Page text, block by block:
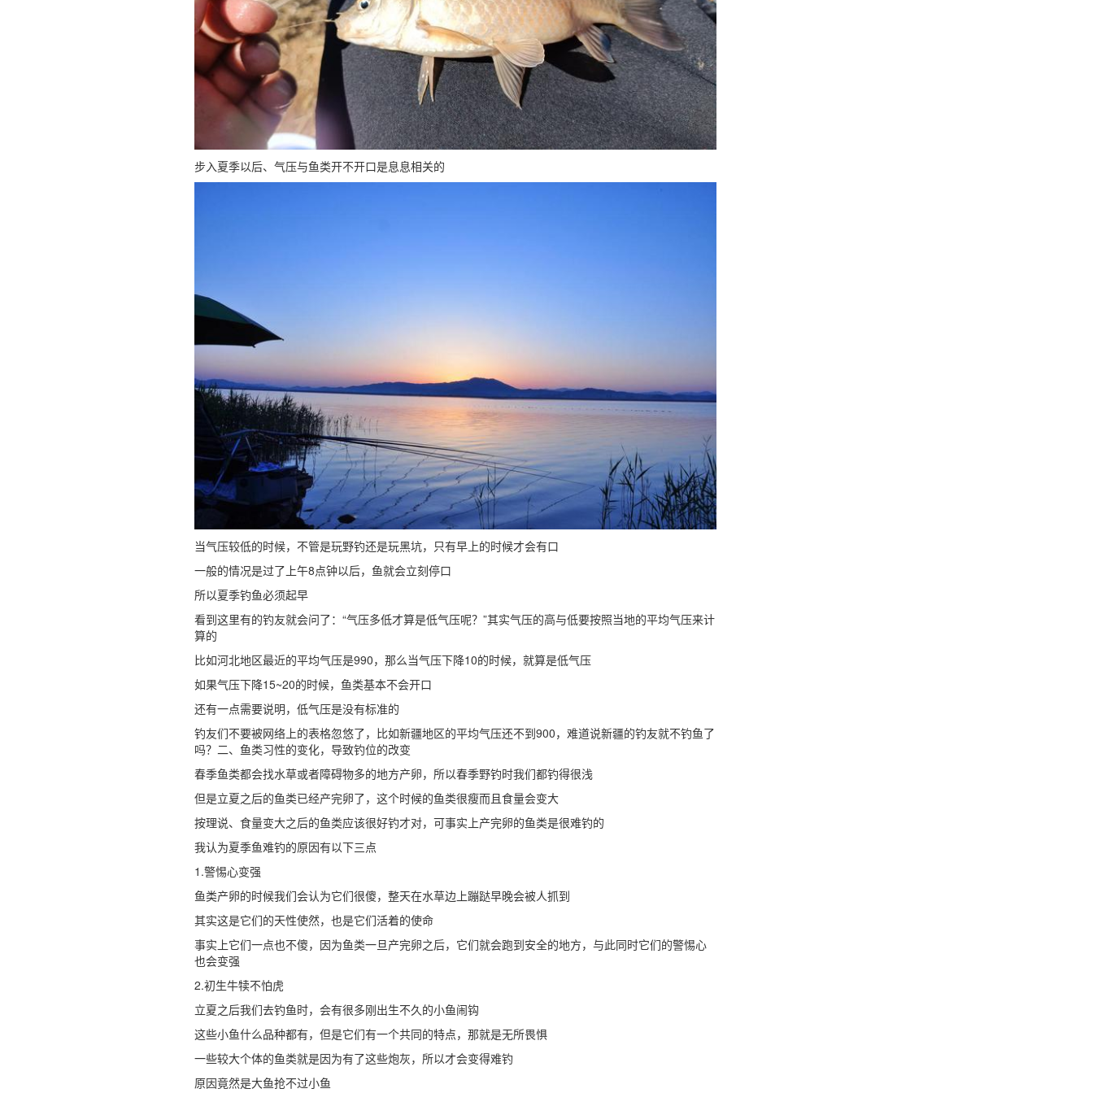
步入夏季以后、气压与鱼类开不开口是息息相关的
当气压较低的时候，不管是玩野钓还是玩黑坑，只有早上的时候才会有口
一般的情况是过了上午8点钟以后，鱼就会立刻停口
所以夏季钓鱼必须起早
看到这里有的钓友就会问了：“气压多低才算是低气压呢？”其实气压的高与低要按照当地的平均气压来计
算的
比如河北地区最近的平均气压是990，那么当气压下降10的时候，就算是低气压
如果气压下降15~20的时候，鱼类基本不会开口
还有一点需要说明，低气压是没有标准的
钓友们不要被网络上的表格忽悠了，比如新疆地区的平均气压还不到900，难道说新疆的钓友就不钓鱼了
吗？二、鱼类习性的变化，导致钓位的改变
春季鱼类都会找水草或者障碍物多的地方产卵，所以春季野钓时我们都钓得很浅
但是立夏之后的鱼类已经产完卵了，这个时候的鱼类很瘦而且食量会变大
按理说、食量变大之后的鱼类应该很好钓才对，可事实上产完卵的鱼类是很难钓的
我认为夏季鱼难钓的原因有以下三点
1.警惕心变强
鱼类产卵的时候我们会认为它们很傻，整天在水草边上蹦跶早晚会被人抓到
其实这是它们的天性使然，也是它们活着的使命
事实上它们一点也不傻，因为鱼类一旦产完卵之后，它们就会跑到安全的地方，与此同时它们的警惕心
也会变强
2.初生牛犊不怕虎
立夏之后我们去钓鱼时，会有很多刚出生不久的小鱼闹钩
这些小鱼什么品种都有，但是它们有一个共同的特点，那就是无所畏惧
一些较大个体的鱼类就是因为有了这些炮灰，所以才会变得难钓
原因竟然是大鱼抢不过小鱼